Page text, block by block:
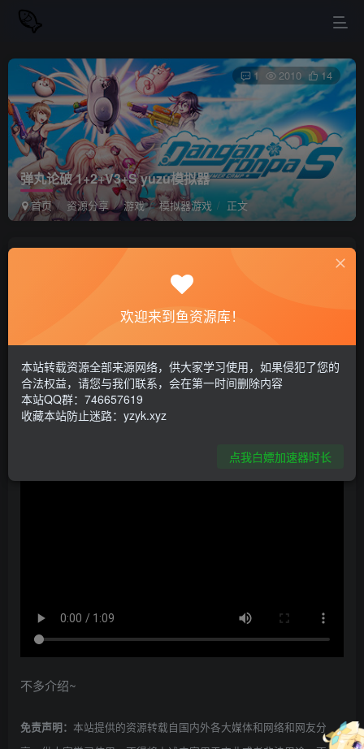
弹丸论破 1+2+V3+S yuzu模拟器
首页 资源分享 游戏 模拟器游戏 正文
1 2010 14
私信
资源下载
yuzu版-点击下载
不多介绍~
免责声明： 本站提供的资源转载自国内外各大媒体和网络和网友分
欢迎来到鱼资源库！
本站转载资源全部来源网络，供大家学习使用，如果侵犯了您的
合法权益，请您与我们联系，会在第一时间删除内容
本站QQ群：746657619
收藏本站防止迷路：yzyk.xyz
点我白嫖加速器时长